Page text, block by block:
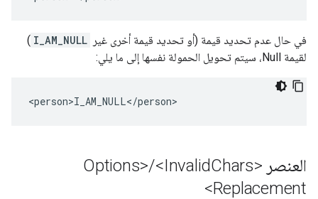
في حال عدم تحديد قيمة (أو تحديد قيمة أخرى غير I_AM_NULL
)
لقيمة Null، سيتم تحويل الحمولة نفسها إلى ما يلي:
<person>I_AM_NULL</person>
العنصر <Options> /<InvalidChars
Replacement>